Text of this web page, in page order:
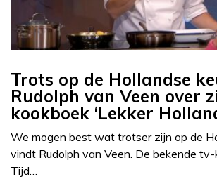
Trots op de Hollandse
Rudolph van Veen over
kookboek ‘Lekker
We mogen best wat trotser zijn op de
vindt Rudolph van Veen. De bekende
Tijd…